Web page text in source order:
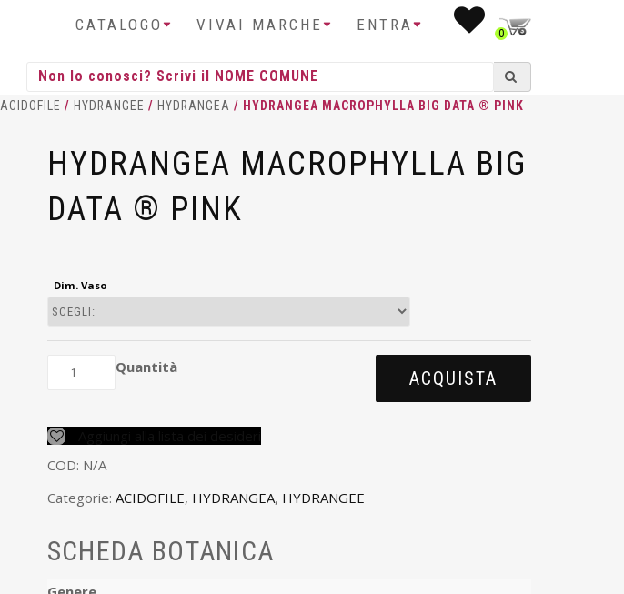
CATALOGO VIVAI MARCHE ENTRA 0
ACIDOFILE / HYDRANGEE / HYDRANGEA / HYDRANGEA MACROPHYLLA BIG DATA ® PINK
HYDRANGEA MACROPHYLLA BIG
DATA ® PINK
Dim. Vaso
Quantità
ACQUISTA
COD: N/A
Categorie: ACIDOFILE, HYDRANGEA, HYDRANGEE
SCHEDA BOTANICA